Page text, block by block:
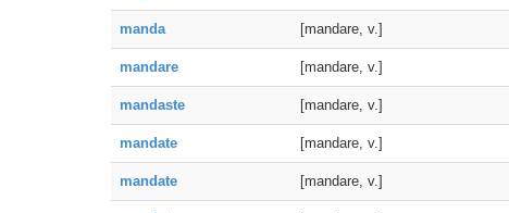
manda [mandare, v.]
mandare [mandare, v.]
mandaste [mandare, v.]
mandate [mandare, v.]
mandate [mandare, v.]